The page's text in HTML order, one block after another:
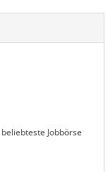
Jobbörse